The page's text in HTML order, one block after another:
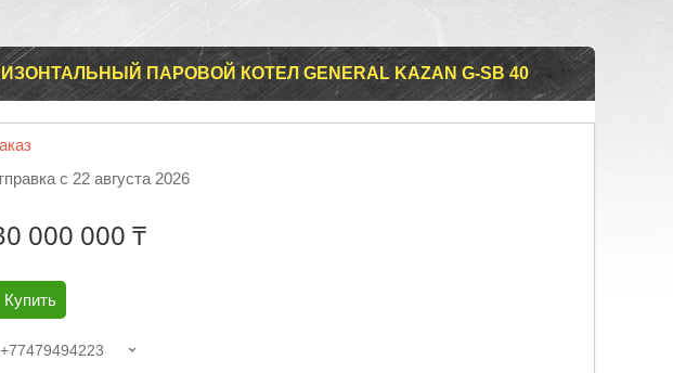
ПАРОВОЙ КОТЕЛ GENERAL KAZAN G-SB 40
с 22 августа 2026
000 000 ₸
Купить
+77479494223